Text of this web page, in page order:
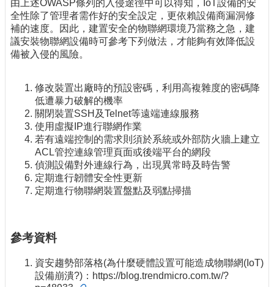
由上述OWASP條列的入侵途徑中可以得知，IoT設備的安
全性除了管理者需作好的安全設定，更依賴設備商漏洞修
補的速度。因此，建置安全的物聯網環境乃當務之急，建
議安裝物聯網設備時可參考下列做法，才能夠有效降低設
備被入侵的風險。
修改裝置出廠時的預設密碼，利用高複雜度的密碼降
低遭暴力破解的機率
關閉裝置SSH及Telnet等遠端連線服務
使用虛擬IP進行聯網作業
若有遠端控制的需求則須於系統或外部防火牆上建立
ACL管控連線管理頁面或後端平台的網段
偵測設備對外連線行為，出現異常時及時告警
定期進行韌體安全性更新
定期進行物聯網裝置盤點及弱點掃描
參考資料
資安趨勢部落格(為什麼硬體設置可能造成物聯網(IoT)
設備崩潰?)： https://blog.trendmicro.com.tw/?